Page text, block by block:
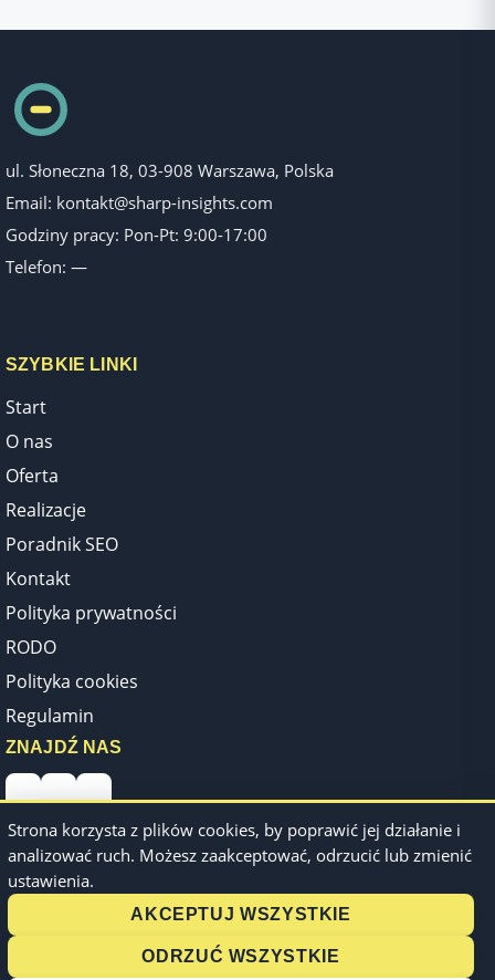
ul. Słoneczna 18, 03-908 Warszawa, Polska
Email: kontakt@sharp-insights.com
Godziny pracy: Pon-Pt: 9:00-17:00
Telefon: —
SZYBKIE LINKI
Start
O nas
Oferta
Realizacje
Poradnik SEO
Kontakt
Polityka prywatności
RODO
Polityka cookies
Regulamin
ZNAJDŹ NAS
Strona korzysta z plików cookies, by poprawić jej działanie i
analizować ruch. Możesz zaakceptować, odrzucić lub zmienić
ustawienia.
AKCEPTUJ WSZYSTKIE
ODRZUĆ WSZYSTKIE